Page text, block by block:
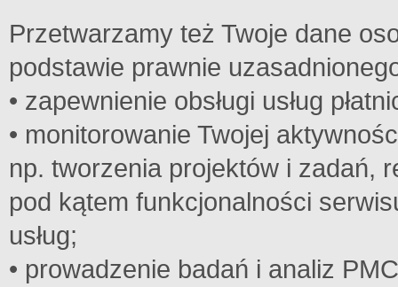
Przetwarzamy też Twoje dane
podstawie prawnie
• zapewnienie obsługi usług
• monitorowanie Twojej
np. tworzenia projektów i zadań,
pod kątem funkcjonalności
usług;
• prowadzenie badań i analiz